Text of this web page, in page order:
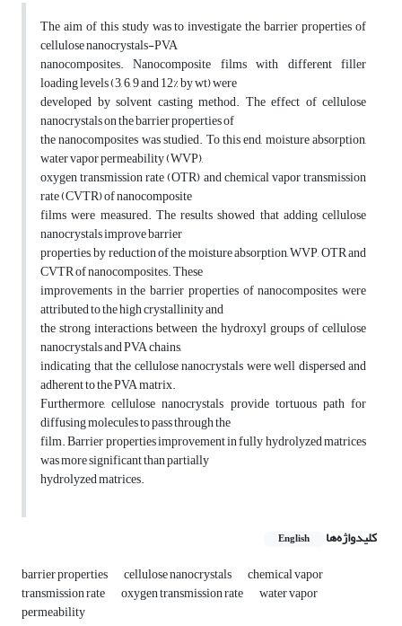
The aim of this study was to investigate the barrier properties of
cellulose nanocrystals-PVA
nanocomposites. Nanocomposite films with different filler
loading levels (3, 6, 9 and 12% by wt) were
developed by solvent casting method. The effect of cellulose
nanocrystals on the barrier properties of
the nanocomposites was studied. To this end, moisture absorption,
water vapor permeability (WVP),
oxygen transmission rate (OTR) and chemical vapor transmission
rate (CVTR) of nanocomposite
films were measured. The results showed that adding cellulose
nanocrystals improve barrier
properties, by reduction of the moisture absorption, WVP, OTR and
CVTR of nanocomposites. These
improvements in the barrier properties of nanocomposites were
attributed to the high crystallinity and
the strong interactions between the hydroxyl groups of cellulose
nanocrystals and PVA chains,
indicating that the cellulose nanocrystals were well dispersed and
adherent to the PVA matrix.
Furthermore, cellulose nanocrystals provide tortuous path for
diffusing molecules to pass through the
film. Barrier properties improvement in fully hydrolyzed matrices
was more significant than partially
hydrolyzed matrices.
کلیدواژه‌ها English
barrier properties cellulose nanocrystals chemical vapor
transmission rate oxygen transmission rate water vapor
permeability